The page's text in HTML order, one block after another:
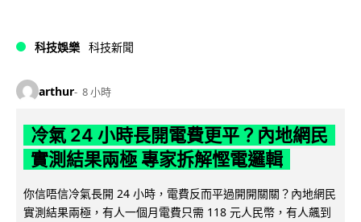
科技娛樂 科技新聞
arthur 8 小時
冷氣 24 小時長開電費更平？內地網民
實測結果兩極 專家拆解慳電邏輯
你信唔信冷氣長開 24 小時，電費反而平過開開關關？內地網民
實測結果兩極，有人一個月電費只需 118 元人民幣，有人飆到